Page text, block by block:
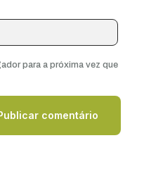
para a próxima vez que